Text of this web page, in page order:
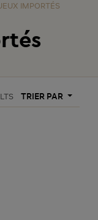
IMPORTÉS
TRIER PAR